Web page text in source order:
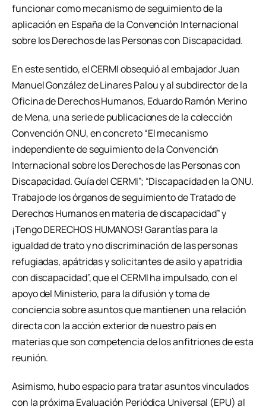
funcionar como mecanismo de seguimiento de la
aplicación en España de la Convención Internacional
sobre los Derechos de las Personas con Discapacidad.
En este sentido, el CERMI obsequió al embajador Juan
Manuel González de Linares Palou y al subdirector de la
Oficina de Derechos Humanos, Eduardo Ramón Merino
de Mena, una serie de publicaciones de la colección
Convención ONU, en concreto “El mecanismo
independiente de seguimiento de la Convención
Internacional sobre los Derechos de las Personas con
Discapacidad. Guía del CERMI”; “Discapacidad en la ONU.
Trabajo de los órganos de seguimiento de Tratado de
Derechos Humanos en materia de discapacidad” y
¡Tengo DERECHOS HUMANOS! Garantías para la
igualdad de trato y no discriminación de las personas
refugiadas, apátridas y solicitantes de asilo y apatridia
con discapacidad”, que el CERMI ha impulsado, con el
apoyo del Ministerio, para la difusión y toma de
conciencia sobre asuntos que mantienen una relación
directa con la acción exterior de nuestro país en
materias que son competencia de los anfitriones de esta
reunión.
Asimismo, hubo espacio para tratar asuntos vinculados
con la próxima Evaluación Periódica Universal (EPU) al